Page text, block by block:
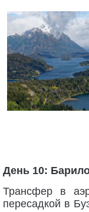
День 10:
Трансфер в
пересадкой в